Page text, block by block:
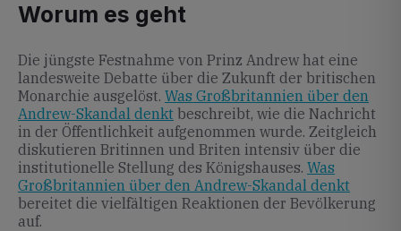
Worum es geht
Die jüngste Festnahme von Prinz Andrew hat eine
landesweite Debatte über die Zukunft der britischen
Monarchie ausgelöst. Was Großbritannien über den
Andrew-Skandal denkt beschreibt, wie die Nachricht
in der Öffentlichkeit aufgenommen wurde. Zeitgleich
diskutieren Britinnen und Briten intensiv über die
institutionelle Stellung des Königshauses. Was
Großbritannien über den Andrew-Skandal denkt
bereitet die vielfältigen Reaktionen der Bevölkerung
auf.